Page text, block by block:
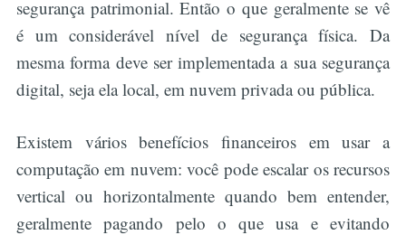
segurança patrimonial. Então o que geralmente se vê
é um considerável nível de segurança física. Da
mesma forma deve ser implementada a sua segurança
digital, seja ela local, em nuvem privada ou pública.
Existem vários benefícios financeiros em usar a
computação em nuvem: você pode escalar os recursos
vertical ou horizontalmente quando bem entender,
geralmente pagando pelo o que usa e evitando